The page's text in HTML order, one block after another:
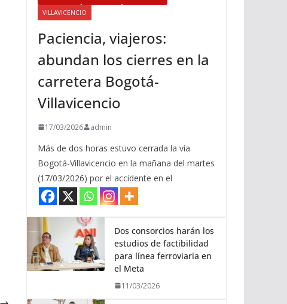
VILLAVICENCIO
Paciencia, viajeros:
abundan los cierres en la
carretera Bogotá-
Villavicencio
17/03/2026 admin
Más de dos horas estuvo cerrada la vía
Bogotá-Villavicencio en la mañana del martes
(17/03/2026) por el accidente en el
Dos consorcios harán los
estudios de factibilidad
para línea ferroviaria en
el Meta
11/03/2026